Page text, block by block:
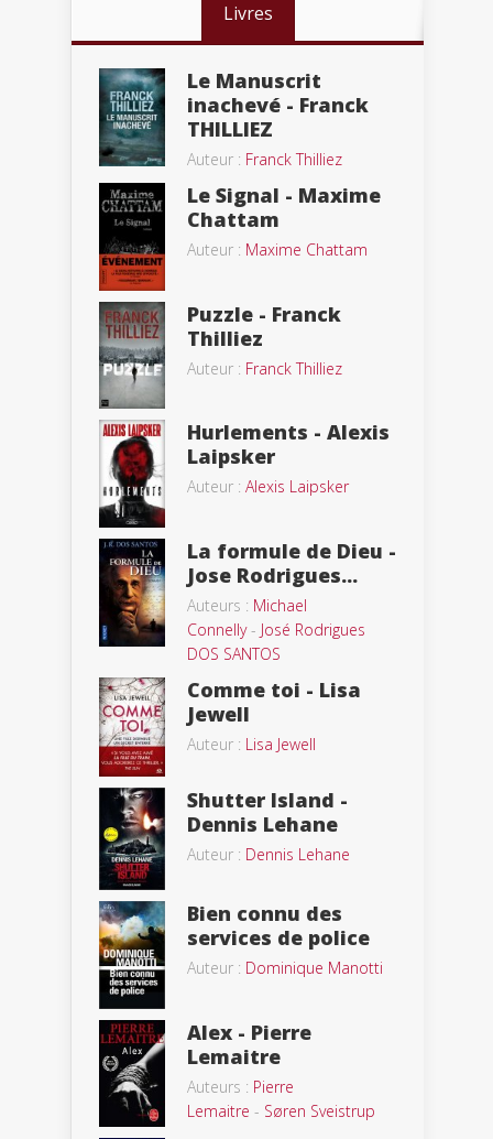
Livres
Le Manuscrit
inachevé - Franck
THILLIEZ
Auteur : Franck Thilliez
Le Signal - Maxime
Chattam
Auteur : Maxime Chattam
Puzzle - Franck
Thilliez
Auteur : Franck Thilliez
Hurlements - Alexis
Laipsker
Auteur : Alexis Laipsker
La formule de Dieu -
Jose Rodrigues...
Auteurs : Michael
Connelly- José Rodrigues
DOS SANTOS
Comme toi - Lisa
Jewell
Auteur : Lisa Jewell
Shutter Island -
Dennis Lehane
Auteur : Dennis Lehane
Bien connu des
services de police
Auteur : Dominique Manotti
Alex - Pierre
Lemaitre
Auteurs : Pierre
Lemaitre - Søren Sveistrup